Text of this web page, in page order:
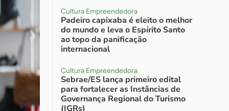
Cultura Empreendedora
Padeiro capixaba é eleito o melhor
do mundo e leva o Espírito Santo
ao topo da panificação
internacional
Cultura Empreendedora
Sebrae/ES lança primeiro edital
para fortalecer as Instâncias de
Governança Regional do Turismo
(IGRs)